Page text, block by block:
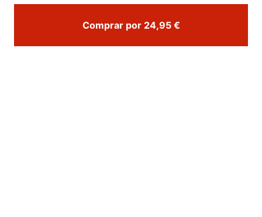
Comprar por 24,95 €